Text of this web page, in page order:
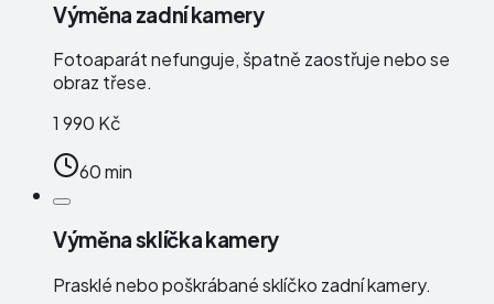
Výměna zadní kamery
Fotoaparát nefunguje, špatně zaostřuje nebo se
obraz třese.
1 990 Kč
60 min
Výměna sklíčka kamery
Prasklé nebo poškrábané sklíčko zadní kamery.